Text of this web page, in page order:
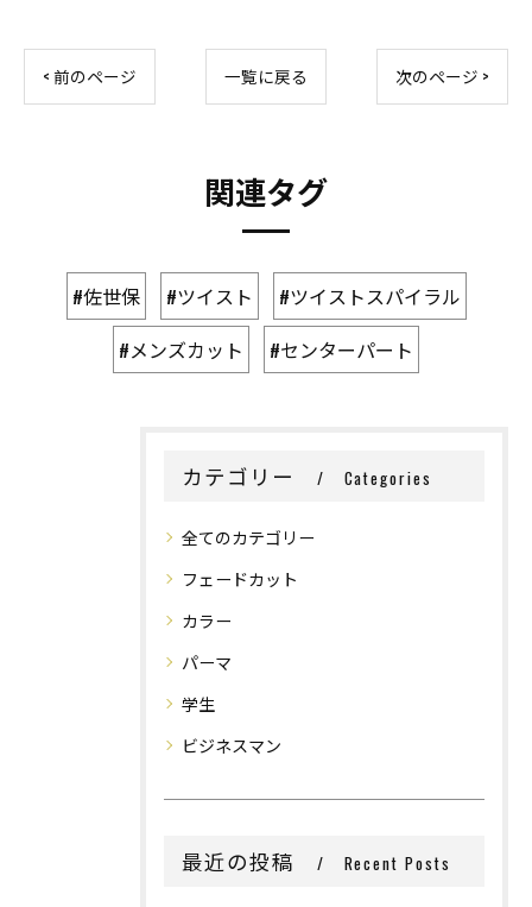
< 前のページ 一覧に戻る 次のページ >
関連タグ
#佐世保 #ツイスト
#ツイストスパイラル
#メンズカット
#センターパート
カテゴリー Categories
全てのカテゴリー
フェードカット
カラー
パーマ
学生
ビジネスマン
最近の投稿 Recent Posts